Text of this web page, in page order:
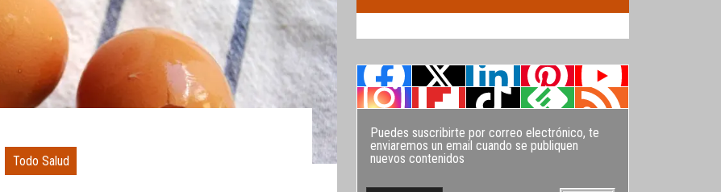
Todo Salud
Puedes suscribirte por correo electrónico, te
enviaremos un email cuando se publiquen
nuevos contenidos